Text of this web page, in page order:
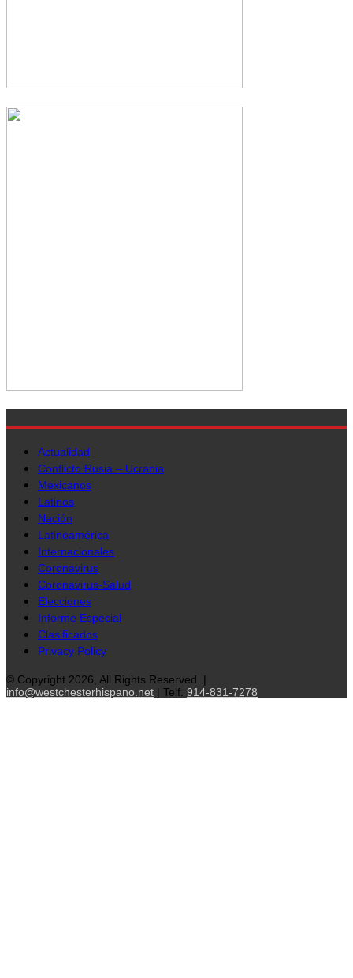
Actualidad
Conflicto Rusia – Ucrania
Mexicanos
Latinos
Nación
Latinoamérica
Internacionales
Coronavirus
Coronavirus-Salud
Elecciones
Informe Especial
Clasificados
Privacy Policy
© Copyright 2026, All Rights Reserved. |
info@westchesterhispano.net | Telf. 914-831-7278